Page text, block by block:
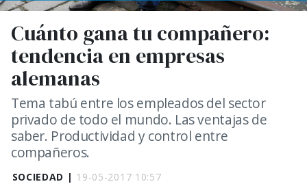
SOCIEDAD | 19-05-2017 10:57
Cuánto gana tu compañero:
tendencia en empresas
alemanas
Tema tabú entre los empleados del sector
privado de todo el mundo. Las ventajas de
saber. Productividad y control entre
compañeros.